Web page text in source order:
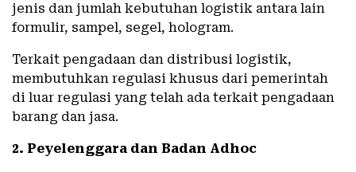
jenis dan jumlah kebutuhan logistik antara lain
formulir, sampel, segel, hologram.
Terkait pengadaan dan distribusi logistik,
membutuhkan regulasi khusus dari pemerintah
di luar regulasi yang telah ada terkait pengadaan
barang dan jasa.
2. Peyelenggara dan Badan Adhoc